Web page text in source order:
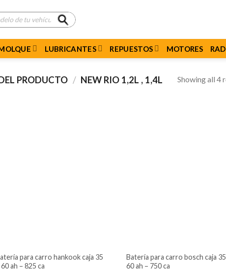
LUBRICANTES REPUESTOS MOTORES
PRODUCTO / NEW RIO 1,2L , 1,4L Showing all 4
60 ah – 825 ca
batería para carro bosch caja 35 –
60 ah – 750 ca